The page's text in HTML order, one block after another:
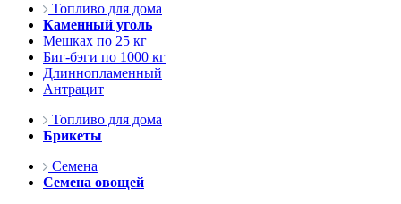
Топливо для дома
Каменный уголь
Мешках по 25 кг
Биг-бэги по 1000 кг
Длиннопламенный
Антрацит
Топливо для дома
Брикеты
Семена
Семена овощей